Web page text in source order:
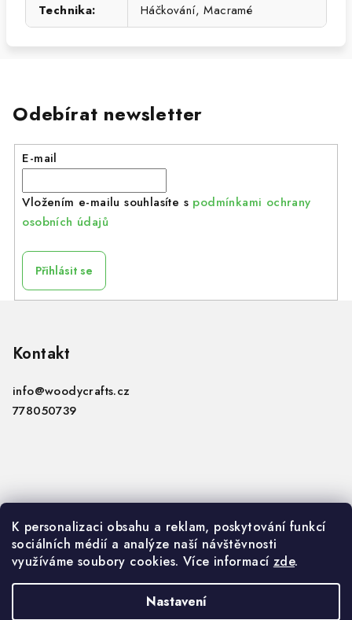
K personalizaci obsahu a reklam, poskytování funkcí
sociálních médií a analýze naší návštěvnosti
využíváme soubory cookies. Více informací zde.
Nastavení
Technika: Háčkování, Macramé
Odebírat newsletter
E-mail
Vložením e-mailu souhlasíte s podmínkami ochrany
osobních údajů
Přihlásit se
Kontakt
info@woodycrafts.cz
778050739
VOP
GDPR